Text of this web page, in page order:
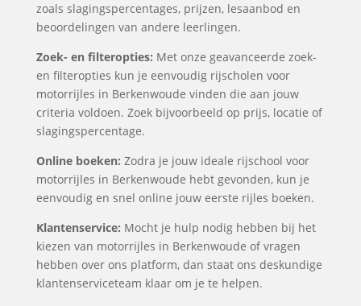
zoals slagingspercentages, prijzen, lesaanbod en
beoordelingen van andere leerlingen.
Zoek- en filteropties: Met onze geavanceerde zoek-
en filteropties kun je eenvoudig rijscholen voor
motorrijles in Berkenwoude vinden die aan jouw
criteria voldoen. Zoek bijvoorbeeld op prijs, locatie of
slagingspercentage.
Online boeken: Zodra je jouw ideale rijschool voor
motorrijles in Berkenwoude hebt gevonden, kun je
eenvoudig en snel online jouw eerste rijles boeken.
Klantenservice: Mocht je hulp nodig hebben bij het
kiezen van motorrijles in Berkenwoude of vragen
hebben over ons platform, dan staat ons deskundige
klantenserviceteam klaar om je te helpen.